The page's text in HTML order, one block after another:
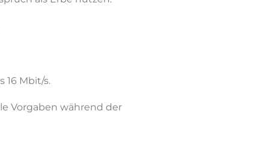
Mbit/s.
Vorgaben während der